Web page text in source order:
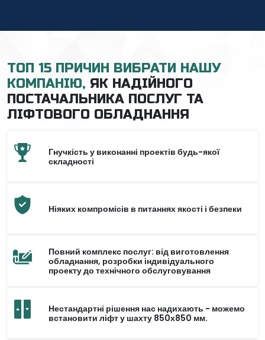
ТОП 15 ПРИЧИН ВИБРАТИ НАШУ
КОМПАНІЮ, ЯК НАДІЙНОГО
ПОСТАЧАЛЬНИКА ПОСЛУГ ТА
ЛІФТОВОГО ОБЛАДНАННЯ
Гнучкість у виконанні проектів будь-якої
складності
Ніяких компромісів в питаннях якості і безпеки
Повний комплекс послуг: від виготовлення
обладнання, розробки індивідуального
проекту до технічного обслуговування
Нестандартні рішення нас надихають - можемо
встановити ліфт у шахту 850х850 мм.